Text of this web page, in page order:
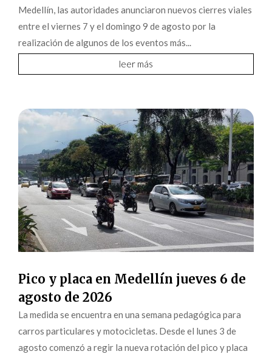
Medellín, las autoridades anunciaron nuevos cierres viales
entre el viernes 7 y el domingo 9 de agosto por la
realización de algunos de los eventos más...
leer más
Pico y placa en Medellín jueves 6 de
agosto de 2026
La medida se encuentra en una semana pedagógica para
carros particulares y motocicletas. Desde el lunes 3 de
agosto comenzó a regir la nueva rotación del pico y placa